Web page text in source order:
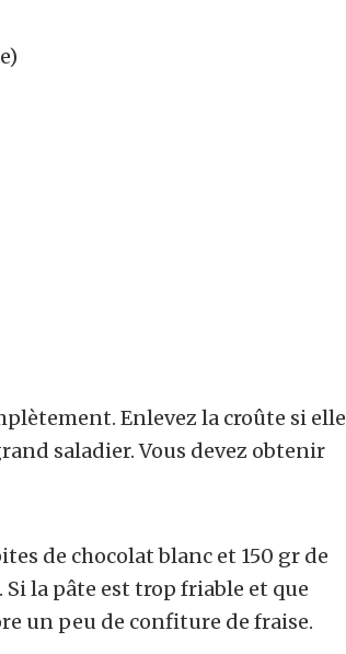
Enlevez la croûte si elle
saladier. Vous devez obtenir
de chocolat blanc et 150 gr de
la pâte est trop friable et que
un peu de confiture de fraise.